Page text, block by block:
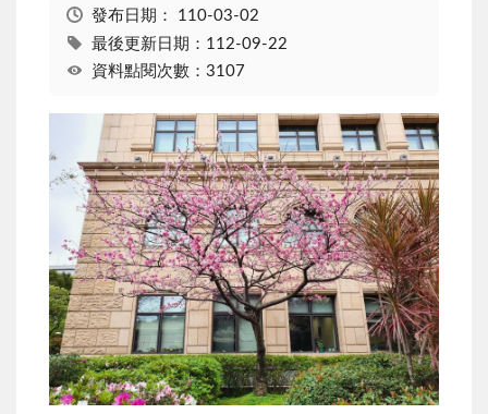
發布日期： 110-03-02
最後更新日期：112-09-22
資料點閱次數：3107